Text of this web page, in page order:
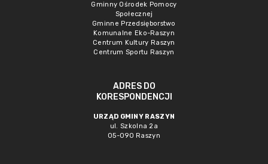
Gminny Ośrodek Pomocy
Społecznej
Gminne Przedsięborstwo
Komunalne Eko-Raszyn
Centrum Kultury Raszyn
Centrum Sportu Raszyn
ADRES DO
KORESPONDENCJI
URZĄD GMINY RASZYN
ul. Szkolna 2a
05-090 Raszyn